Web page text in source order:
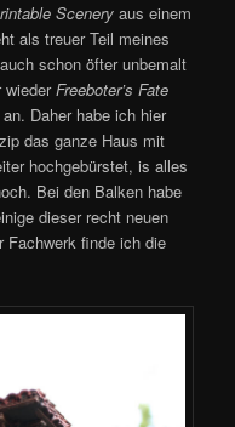
Scenery aus einem
als treuer Teil meines
schon öfter unbemalt
wiederFreeboter’s Fate
Daher habe ich hier
das ganze Haus mit
hochgebürstet, is alles
Bei den Balken habe
dieser recht neuen
Fachwerk finde ich die